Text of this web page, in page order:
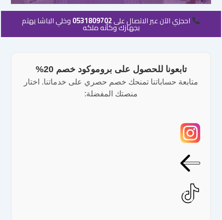
احجزي الآن عبر الاتصال على0531809702وخلي الباشا يهتم
بجهازك وكأنه ملكه
تابعونا للحصول على بروموكود خصم 20%
متابعة حساباتنا تمنحك خصم حصري على خدماتنا. اختار
منصتك المفضلة: